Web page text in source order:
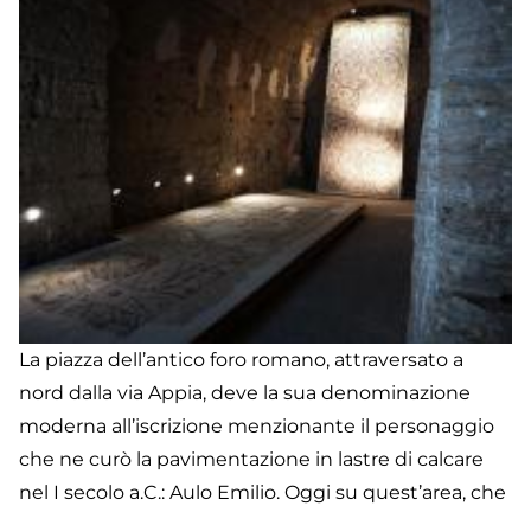
La piazza dell’antico foro romano, attraversato a
nord dalla via Appia, deve la sua denominazione
moderna all’iscrizione menzionante il personaggio
che ne curò la pavimentazione in lastre di calcare
nel I secolo a.C.: Aulo Emilio. Oggi su quest’area, che